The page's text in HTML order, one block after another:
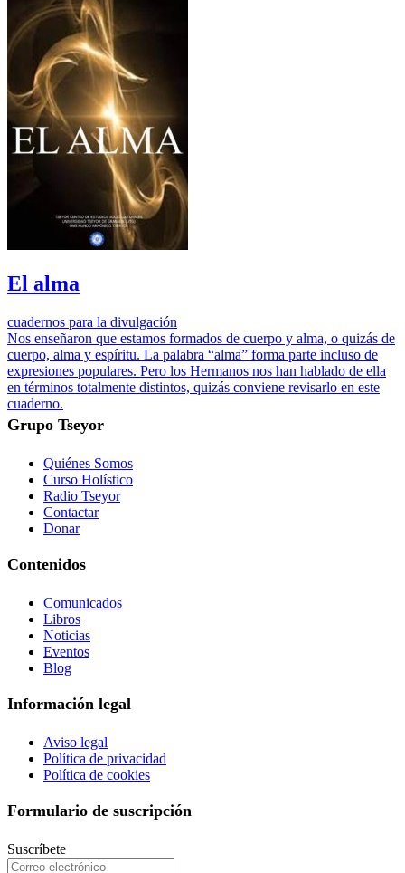
El alma
cuadernos para la divulgación
Nos enseñaron que estamos formados de cuerpo y alma, o quizás de
cuerpo, alma y espíritu. La palabra “alma” forma parte incluso de
expresiones populares. Pero los Hermanos nos han hablado de ella
en términos totalmente distintos, quizás conviene revisarlo en este
cuaderno.
Grupo Tseyor
Quiénes Somos
Curso Holístico
Radio Tseyor
Contactar
Donar
Contenidos
Comunicados
Libros
Noticias
Eventos
Blog
Información legal
Aviso legal
Política de privacidad
Política de cookies
Formulario de suscripción
Suscríbete